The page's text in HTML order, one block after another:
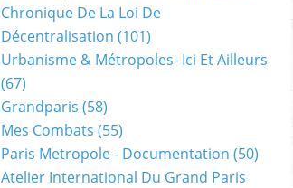
Chronique De La Loi De
Décentralisation (101)
Urbanisme & Métropoles- Ici Et Ailleurs
(67)
Grandparis (58)
Mes Combats (55)
Paris Metropole - Documentation (50)
Atelier International Du Grand Paris